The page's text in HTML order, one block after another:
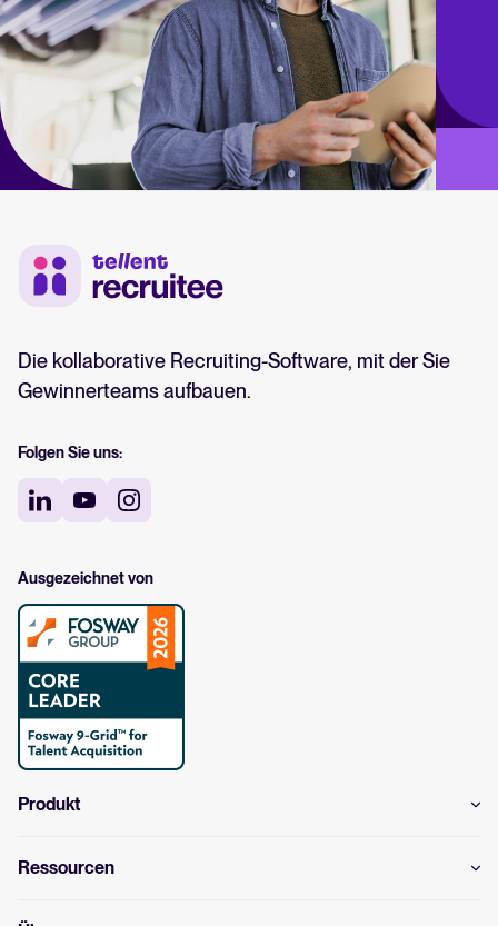
Die kollaborative Recruiting-Software, mit der Sie
Gewinnerteams aufbauen.
Folgen Sie uns:
Ausgezeichnet von
Produkt
Ressourcen